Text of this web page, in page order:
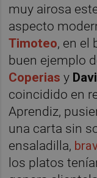
muy airosa
aspecto
Timoteo, en el
buen ejemplo
Coperias y
coincidido en
Aprendiz,
una carta sin
ensaladilla,
los platos